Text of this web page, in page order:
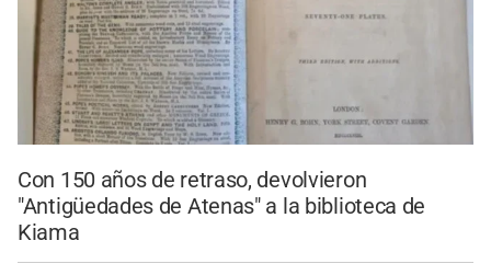
Con 150 años de retraso, devolvieron
"Antigüedades de Atenas" a la biblioteca de
Kiama